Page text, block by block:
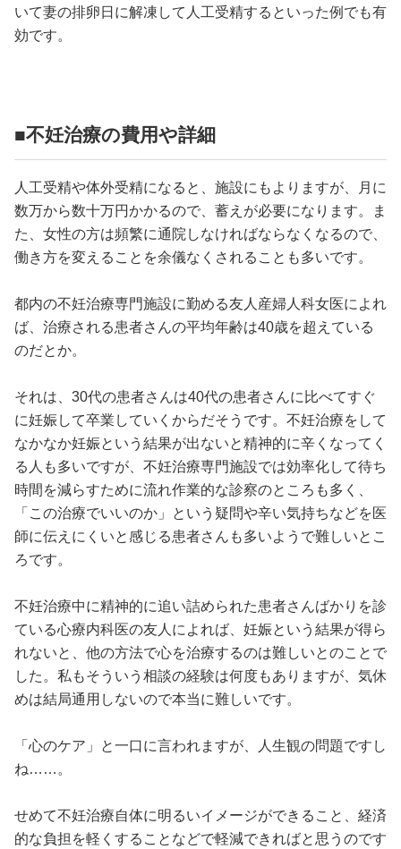
いて妻の排卵日に解凍して人工受精するといった例でも有
効です。
■不妊治療の費用や詳細
人工受精や体外受精になると、施設にもよりますが、月に
数万から数十万円かかるので、蓄えが必要になります。ま
た、女性の方は頻繁に通院しなければならなくなるので、
働き方を変えることを余儀なくされることも多いです。
都内の不妊治療専門施設に勤める友人産婦人科女医によれ
ば、治療される患者さんの平均年齢は40歳を超えている
のだとか。
それは、30代の患者さんは40代の患者さんに比べてすぐ
に妊娠して卒業していくからだそうです。不妊治療をして
なかなか妊娠という結果が出ないと精神的に辛くなってく
る人も多いですが、不妊治療専門施設では効率化して待ち
時間を減らすために流れ作業的な診察のところも多く、
「この治療でいいのか」という疑問や辛い気持ちなどを医
師に伝えにくいと感じる患者さんも多いようで難しいとこ
ろです。
不妊治療中に精神的に追い詰められた患者さんばかりを診
ている心療内科医の友人によれば、妊娠という結果が得ら
れないと、他の方法で心を治療するのは難しいとのことで
した。私もそういう相談の経験は何度もありますが、気休
めは結局通用しないので本当に難しいです。
「心のケア」と一口に言われますが、人生観の問題ですし
ね……。
せめて不妊治療自体に明るいイメージができること、経済
的な負担を軽くすることなどで軽減できればと思うのです